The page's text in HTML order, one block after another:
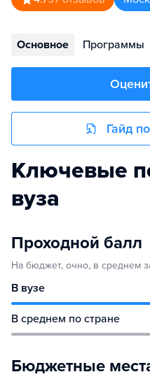
Основное Программы
Гайд
Ключевые
вуза
Проходной балл
На бюджет, очно, в среднем
В вузе
В среднем по стране
Бюджетные